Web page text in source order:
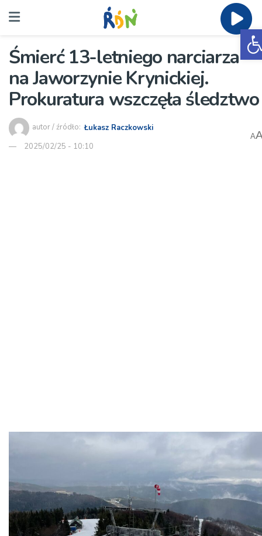
Śmierć 13-letniego narciarza
na Jaworzynie Krynickiej.
Prokuratura wszczęła śledztwo
autor / źródło: Łukasz Raczkowski
2025/02/25 - 10:10
A